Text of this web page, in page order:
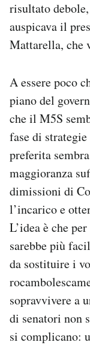
risultato
auspicava il
Mattarella, che
A essere poco
piano del
che il M5S
fase di
preferita
maggioranza
dimissioni di
l’incarico e
L’idea è che
sarebbe più
da sostituire i
sopravvivere a
di senatori non
si complicano: